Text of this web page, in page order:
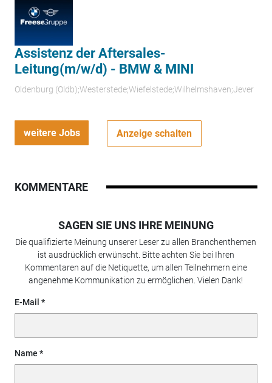
Assistenz der Aftersales-
Leitung(m/w/d) - BMW & MINI
Oldenburg (Oldb);Westerstede;Wiefelstede;Wilhelmshaven;Jever
weitere Jobs Anzeige schalten
KOMMENTARE
SAGEN SIE UNS IHRE MEINUNG
Die qualifizierte Meinung unserer Leser zu allen Branchenthemen
ist ausdrücklich erwünscht. Bitte achten Sie bei Ihren
Kommentaren auf die Netiquette, um allen Teilnehmern eine
angenehme Kommunikation zu ermöglichen. Vielen Dank!
E-Mail
Name